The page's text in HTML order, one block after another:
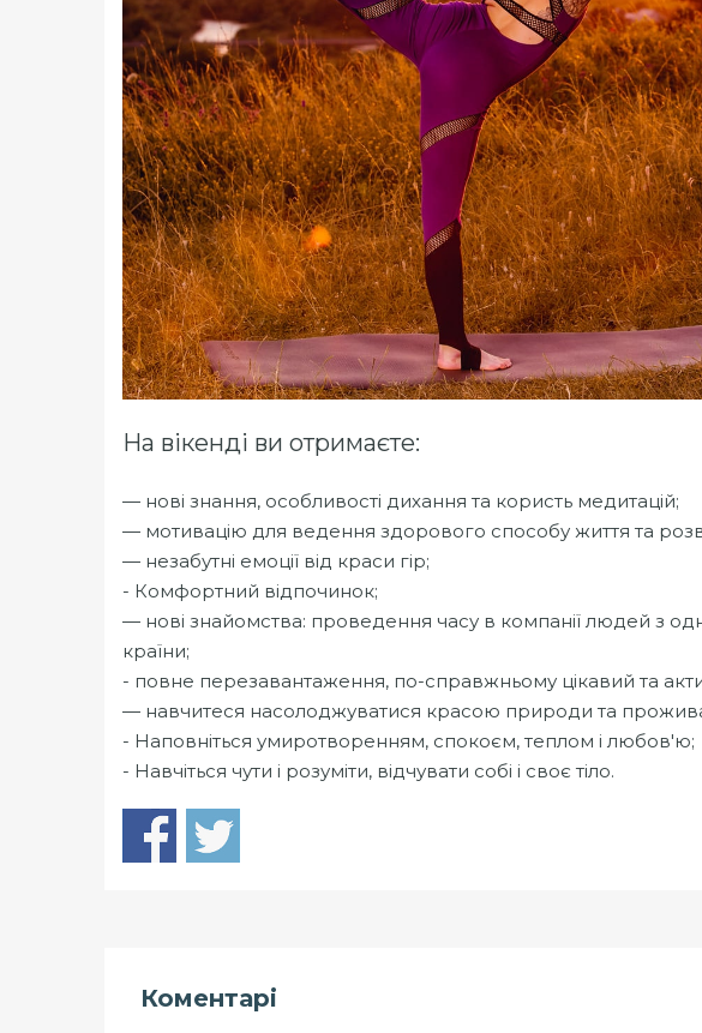
На вікенді ви отримаєте:
— нові знання, особливості дихання та користь медитацій;
— мотивацію для ведення здорового способу життя та
— незабутні емоції від краси гір;
- Комфортний відпочинок;
— нові знайомства: проведення часу в компанії людей з
країни;
- повне перезавантаження, по-справжньому цікавий та
— навчитеся насолоджуватися красою природи та
- Наповніться умиротворенням, спокоєм, теплом і любов'ю;
- Навчіться чути і розуміти, відчувати собі і своє тіло.
Коментарі